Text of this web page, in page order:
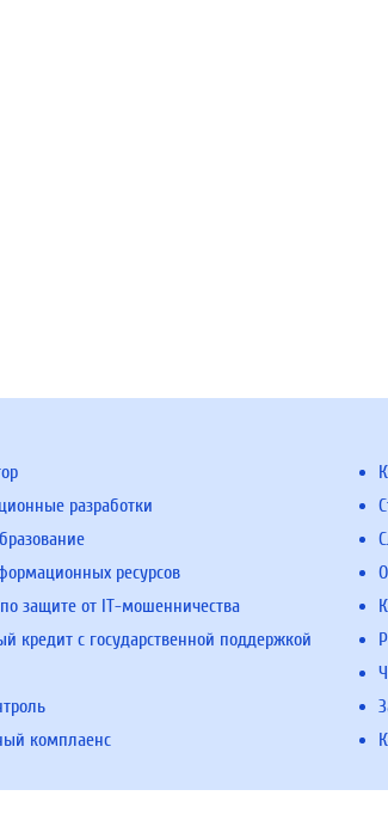
разработки
ресурсов
защите от IT-мошенничества
кредит с государственной поддержкой
комплаенс